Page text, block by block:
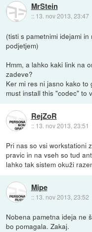
MrStein
:: 13. nov 2013, 23:47
(tisti s pametnimi idejami
podjetjem)
Hmm, a lahko kaki link na
zadeve?
Ker mi res ni jasno kako
must install this "codec" to
RejZoR
:: 13. nov 2013, 23:51
Pri nas so vsi workstationi
pravic in na vseh so tud
lahko tak sistem okuži
Mipe
:: 13. nov 2013, 23:52
Nobena pametna ideja ne
bo pomagala. Zakaj.